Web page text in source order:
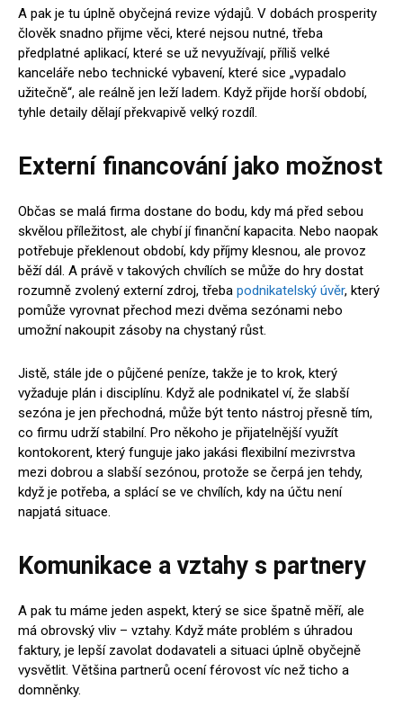
A pak je tu úplně obyčejná revize výdajů. V dobách prosperity
člověk snadno přijme věci, které nejsou nutné, třeba
předplatné aplikací, které se už nevyužívají, příliš velké
kanceláře nebo technické vybavení, které sice „vypadalo
užitečně“, ale reálně jen leží ladem. Když přijde horší období,
tyhle detaily dělají překvapivě velký rozdíl.
Externí financování jako možnost
Občas se malá firma dostane do bodu, kdy má před sebou
skvělou příležitost, ale chybí jí finanční kapacita. Nebo naopak
potřebuje překlenout období, kdy příjmy klesnou, ale provoz
běží dál. A právě v takových chvílích se může do hry dostat
rozumně zvolený externí zdroj, třeba podnikatelský úvěr, který
pomůže vyrovnat přechod mezi dvěma sezónami nebo
umožní nakoupit zásoby na chystaný růst.
Jistě, stále jde o půjčené peníze, takže je to krok, který
vyžaduje plán i disciplínu. Když ale podnikatel ví, že slabší
sezóna je jen přechodná, může být tento nástroj přesně tím,
co firmu udrží stabilní. Pro někoho je přijatelnější využít
kontokorent, který funguje jako jakási flexibilní mezivrstva
mezi dobrou a slabší sezónou, protože se čerpá jen tehdy,
když je potřeba, a splácí se ve chvílích, kdy na účtu není
napjatá situace.
Komunikace a vztahy s partnery
A pak tu máme jeden aspekt, který se sice špatně měří, ale
má obrovský vliv – vztahy. Když máte problém s úhradou
faktury, je lepší zavolat dodavateli a situaci úplně obyčejně
vysvětlit. Většina partnerů ocení férovost víc než ticho a
domněnky.